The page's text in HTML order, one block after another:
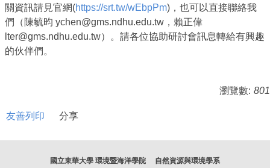
關資訊請見官網(https://srt.tw/wEbpPm)，也可以直接聯絡我
們（陳毓昀 ychen@gms.ndhu.edu.tw，賴正偉
lter@gms.ndhu.edu.tw）。請各位協助研討會訊息轉給有興趣
的伙伴們。
瀏覽數: 801
友善列印 分享
國立東華大學 環境暨海洋學院 自然資源與環境學系